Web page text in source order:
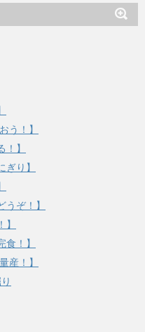
う！】
】
り】
ぞ！】
！】
産！】